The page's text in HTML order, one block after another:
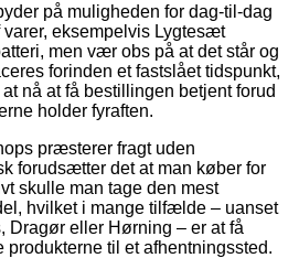
på muligheden for dag-til-dag
varer, eksempelvis Lygtesæt
men vær obs på at det står og
forinden et fastslået tidspunkt,
nå at få bestillingen betjent forud
holder fyraften.
præsterer fragt uden
forudsætter det at man køber for
skulle man tage den mest
hvilket i mange tilfælde – uanset
Dragør eller Hørning – er at få
produkterne til et afhentningssted.